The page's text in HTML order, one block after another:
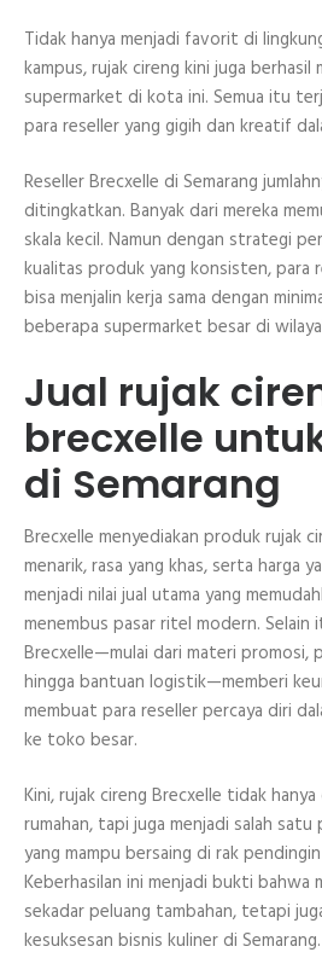
Tidak hanya menjadi favorit di
kampus, rujak cireng kini juga berhasil
supermarket di kota ini. Semua itu
para reseller yang gigih dan kreatif
Reseller Brecxelle di Semarang
ditingkatkan. Banyak dari mereka
skala kecil. Namun dengan strategi
kualitas produk yang konsisten, para
bisa menjalin kerja sama dengan
beberapa supermarket besar di
Jual rujak
brecxelle
di Semarang
Brecxelle menyediakan produk rujak
menarik, rasa yang khas, serta harga
menjadi nilai jual utama yang
menembus pasar ritel modern. Selain
Brecxelle—mulai dari materi promosi,
hingga bantuan logistik—memberi
membuat para reseller percaya diri
ke toko besar.
Kini, rujak cireng Brecxelle tidak
rumahan, tapi juga menjadi salah
yang mampu bersaing di rak
Keberhasilan ini menjadi bukti bahwa
sekadar peluang tambahan, tetapi
kesuksesan bisnis kuliner di Semarang.